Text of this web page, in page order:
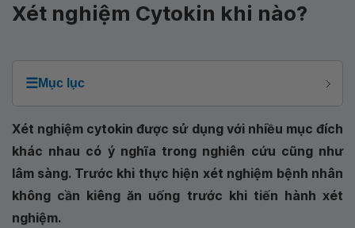
Xét nghiệm Cytokin khi nào?
☰Mục lục
Xét nghiệm cytokin được sử dụng với nhiều mục đích
khác nhau có ý nghĩa trong nghiên cứu cũng như
lâm sàng. Trước khi thực hiện xét nghiệm bệnh nhân
không cần kiêng ăn uống trước khi tiến hành xét
nghiệm.